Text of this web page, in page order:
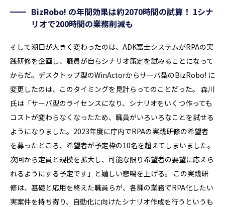
BizRobo! の年間効果は約2070時間の試算！ 1シナ
リオで200時間の業務削減も
そして潮目が大きく変わったのは、ADK富士システムがRPAの実
践研修を企画し、職員が自らシナリオ策定を試みることになって
からだ。デスクトップ型のWinActorからサーバ型のBizRobo! に
変更したのは、このタイミングを見計らってのことだった。 森川
氏は「サーバ型のライセンスになり、シナリオをいくつ作っても
コストが変わらなくなったため、職員がいろいろなことを試せる
ようになりました。2023年度に庁内でRPAの実践研修の希望者
を募ったところ、希望者が予定枠の10名を超えてしまいました。
次回から定員と規模を拡大し、可能な限り希望者の要望に応えら
れるようにする予定です」と嬉しい悲鳴を上げる。 この実践研
修は、基礎と応用を終えた職員らが、各課の業務でRPA化したい
実案件を持ち寄り、自動化に向けたシナリオ作成を行うというも